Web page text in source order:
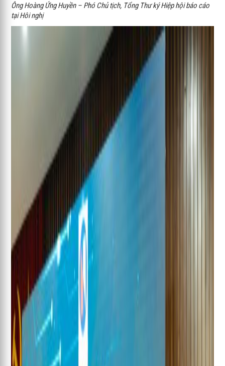
Ông Hoàng Ứng Huyền – Phó Chủ tịch, Tổng Thư ký Hiệp hội báo cáo
tại Hôi nghị